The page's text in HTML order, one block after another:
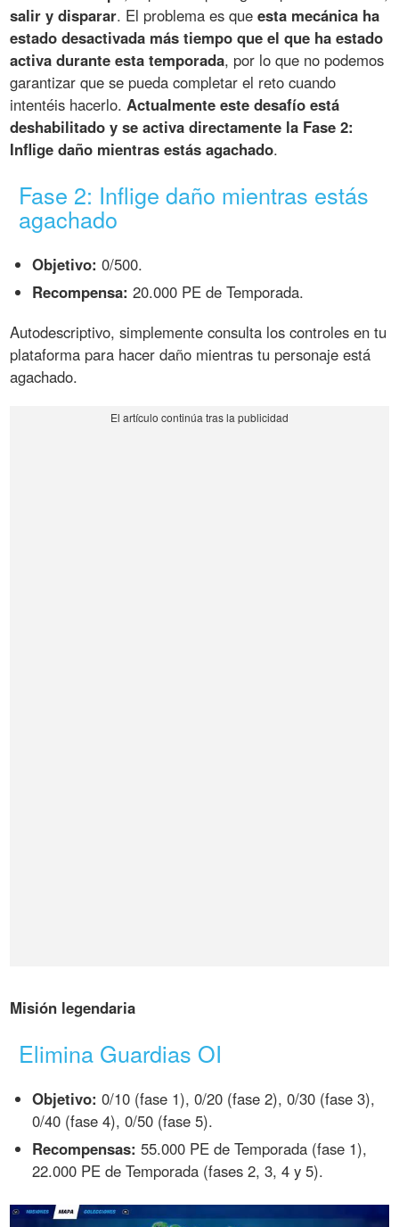
salir y disparar. El problema es queesta mecánica ha
estado desactivada más tiempo que el que ha estado
activa durante esta temporada, por lo que no podemos
garantizar que se pueda completar el reto cuando
intentéis hacerlo. Actualmente este desafío está
deshabilitado y se activa directamente la Fase 2:
Inflige daño mientras estás agachado.
Fase 2: Inflige daño mientras estás
agachado
Objetivo: 0/500.
Recompensa: 20.000 PE de Temporada.
Autodescriptivo, simplemente consulta los controles en tu
plataforma para hacer daño mientras tu personaje está
agachado.
Misión legendaria
Elimina Guardias OI
Objetivo: 0/10 (fase 1), 0/20 (fase 2), 0/30 (fase 3),
0/40 (fase 4), 0/50 (fase 5).
Recompensas: 55.000 PE de Temporada (fase 1),
22.000 PE de Temporada (fases 2, 3, 4 y 5).